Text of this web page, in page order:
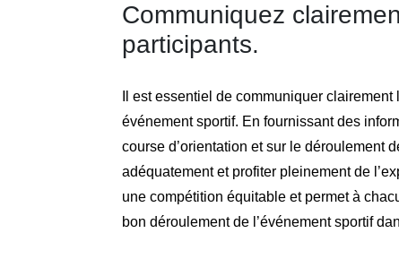
Communiquez
participants.
Il est essentiel de communiquer
événement sportif. En fournissant des
course d’orientation et sur le déroulement
adéquatement et profiter pleinement de
une compétition équitable et permet à
bon déroulement de l’événement sportif